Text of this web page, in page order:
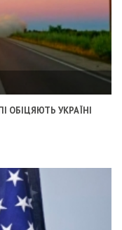
ОБІЦЯЮТЬ УКРАЇНІ